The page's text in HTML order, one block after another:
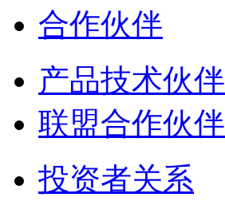
合作伙伴
产品技术伙伴
联盟合作伙伴
投资者关系